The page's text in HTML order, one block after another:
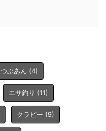
つぶあん (4)
エサ釣り (11)
クラピー (9)